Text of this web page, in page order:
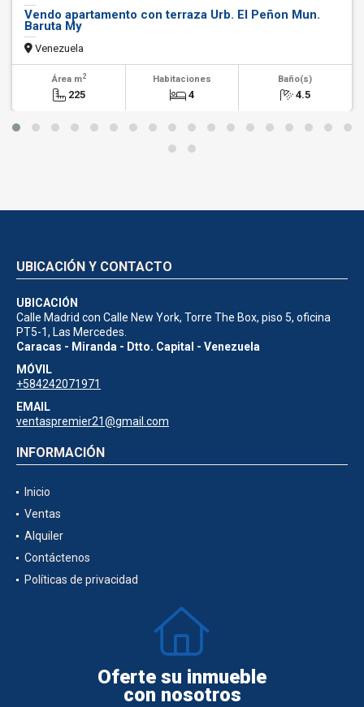
Vendo apartamento con terraza Urb. El Peñon Mun.
Baruta My
Venezuela
Área m2
225
Habitaciones
4
Baño(s)
4.5
UBICACIÓN Y CONTACTO
UBICACIÓN
Calle Madrid con Calle New York, Torre The Box, piso 5, oficina
PT5-1, Las Mercedes.
Caracas - Miranda - Dtto. Capital - Venezuela
MÓVIL
+584242071971
EMAIL
ventaspremier21@gmail.com
INFORMACIÓN
Inicio
Ventas
Alquiler
Contáctenos
Políticas de privacidad
Oferte su inmueble
con nosotros